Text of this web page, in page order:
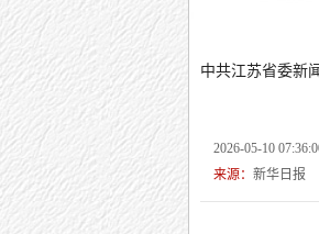
中共江苏省委新
2026-05-10
来源： 新华日报